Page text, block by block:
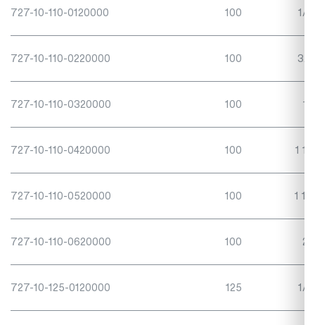
727-10-110-0120000 100 1/
727-10-110-0220000 100 3/
727-10-110-0320000 100 1"
727-10-110-0420000 100 1 1/
727-10-110-0520000 100 1 1/
727-10-110-0620000 100 2"
727-10-125-0120000 125 1/